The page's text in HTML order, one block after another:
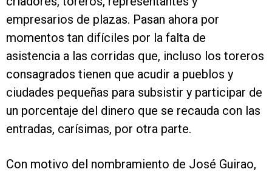
empresarios de plazas. Pasan ahora por
momentos tan difíciles por la falta de
asistencia a las corridas que, incluso los toreros
consagrados tienen que acudir a pueblos y
ciudades pequeñas para subsistir y participar de
un porcentaje del dinero que se recauda con las
entradas, carísimas, por otra parte.
Con motivo del nombramiento de José Guirao,